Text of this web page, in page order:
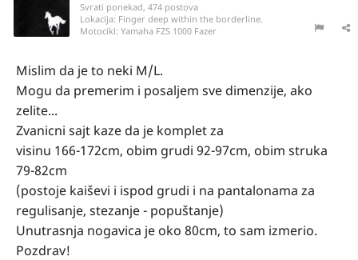
Svrati ponekad, 474 postova
Lokacija: Finger deep within the borderline.
Motocikl: Yamaha FZS 1000 Fazer
Mislim da je to neki M/L.
Mogu da premerim i posaljem sve dimenzije, ako
zelite...
Zvanicni sajt kaze da je komplet za
visinu 166-172cm, obim grudi 92-97cm, obim struka
79-82cm
(postoje kaiševi i ispod grudi i na pantalonama za
regulisanje, stezanje - popuštanje)
Unutrasnja nogavica je oko 80cm, to sam izmerio.
Pozdrav!